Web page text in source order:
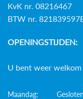
KvK nr. 08216467
BTW nr.
OPENINGSTIJDEN:
U bent weer welkom
Maandag:
Gesloten